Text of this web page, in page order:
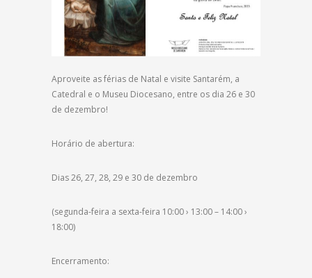
Aproveite as férias de Natal e visite Santarém, a
Catedral e o Museu Diocesano, entre os dia 26 e 30
de dezembro!
Horário de abertura:
Dias 26, 27, 28, 29 e 30 de dezembro
(segunda-feira a sexta-feira 10:00 › 13:00 – 14:00 ›
18:00)
Encerramento: